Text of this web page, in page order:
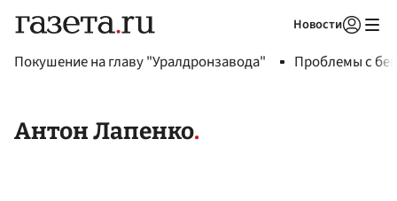
Новости
Покушение на главу "Уралдронзавода" Проблемы с
Антон Лапенко